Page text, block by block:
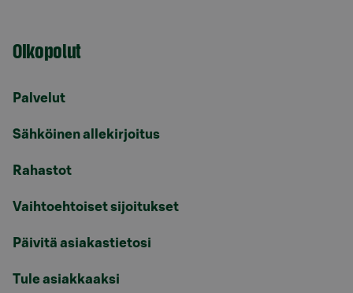
Oikopolut
Palvelut
Sähköinen allekirjoitus
Rahastot
Vaihtoehtoiset sijoitukset
Päivitä asiakastietosi
Tule asiakkaaksi